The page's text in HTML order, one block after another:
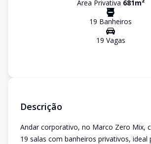
Área Privativa 681m²
19 Banheiros
19 Vagas
Descrição
Andar corporativo, no Marco Zero Mix,
19 salas com banheiros privativos, ideal